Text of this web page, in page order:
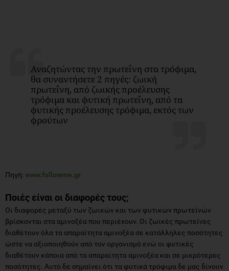
Αναζητώντας την πρωτεΐνη στα τρόφιμα,
θα συναντήσετε 2 πηγές: ζωική
πρωτεΐνη, από ζωικής προέλευσης
τρόφιμα και φυτική πρωτεΐνη, από τα
φυτικής προέλευσης τρόφιμα, εκτός των
φρούτων
Πηγή: www.followme.gr
Ποιές είναι οι διαφορές τους;
Οι διαφορές μεταξύ των ζωικών και των φυτικών πρωτεϊνών
βρίσκονται στα αμινοξέα που περιέχουν. Οι ζωικές πρωτεϊνες
διαθέτουν όλα τα απαραίτητα αμινοξέα σε κατάλληλες ποσότητες
ώστε να αξιοποιηθούν από τον οργανισμό ενώ οι φυτικές
διαθέτουν κάποια από τα απαραίτητα αμινοξέα και σε μικρότερες
ποσότητες. Αυτό δε σημαίνει ότι τα φυτικά τρόφιμα δε μας δίνουν